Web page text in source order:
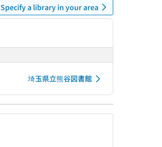
Specify a library in your area
埼玉県立熊谷図書館